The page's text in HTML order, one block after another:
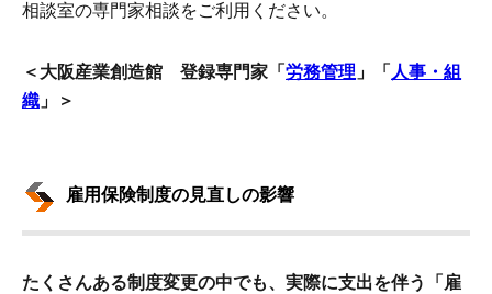
相談室の専門家相談をご利用ください。
＜大阪産業創造館 登録専門家「 労務管理 」「 人事・組
織 」＞
雇用保険制度の見直しの影響
たくさんある制度変更の中でも、実際に支出を伴う「雇